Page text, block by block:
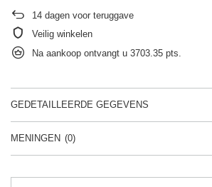
14 dagen voor teruggave
Veilig winkelen
Na aankoop ontvangt u 3703.35 pts.
GEDETAILLEERDE GEGEVENS
MENINGEN (0)